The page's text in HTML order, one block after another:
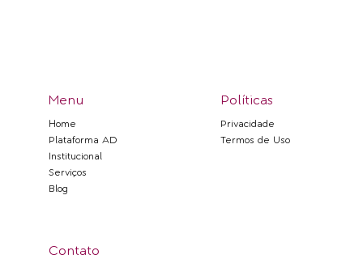
Menu
Home
Plataforma AD
Institucional
Serviços
Blog
Políticas
Privacidade
Termos de Uso
Contato